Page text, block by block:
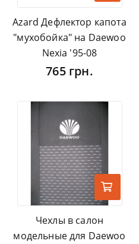
Azard Дефлектор капота
"мухобойка" на Daewoo
Nexia '95-08
765 грн.
Чехлы в салон
модельные для Daewoo